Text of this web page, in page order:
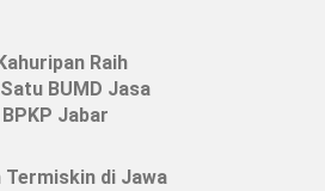
Raih
BUMD Jasa
Jabar
Termiskin di Jawa